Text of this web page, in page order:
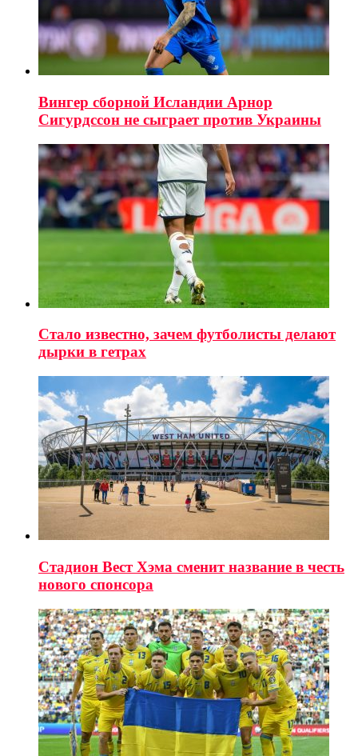
Вингер сборной Исландии Арнор
Сигурдссон не сыграет против Украины
Стало известно, зачем футболисты делают
дырки в гетрах
Стадион Вест Хэма сменит название в честь
нового спонсора